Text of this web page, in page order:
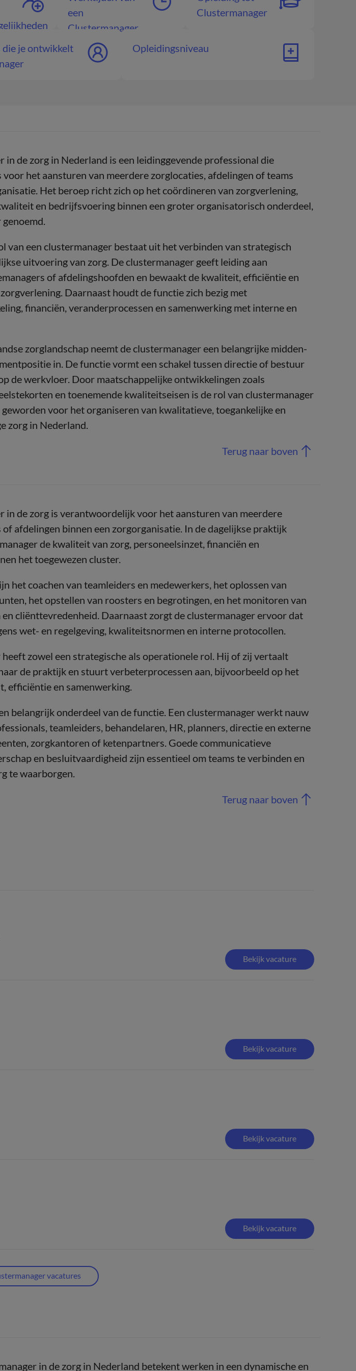
een
Clustermanager
Clustermanager
je ontwikkelt
Opleidingsniveau
in de zorg in Nederland is een leidinggevende professional die
het aansturen van meerdere zorglocaties, afdelingen of teams
Het beroep richt zich op het coördineren van zorgverlening,
en bedrijfsvoering binnen een groter organisatorisch onderdeel,
van een clustermanager bestaat uit het verbinden van strategisch
uitvoering van zorg. De clustermanager geeft leiding aan
of afdelingshoofden en bewaakt de kwaliteit, efficiëntie en
Daarnaast houdt de functie zich bezig met
financiën, veranderprocessen en samenwerking met interne en
zorglandschap neemt de clustermanager een belangrijke midden-
in. De functie vormt een schakel tussen directie of bestuur
de werkvloer. Door maatschappelijke ontwikkelingen zoals
en toenemende kwaliteitseisen is de rol van clustermanager
voor het organiseren van kwalitatieve, toegankelijke en
zorg in Nederland.
Terug naar boven
in de zorg is verantwoordelijk voor het aansturen van meerdere
of afdelingen binnen een zorgorganisatie. In de dagelijkse praktijk
de kwaliteit van zorg, personeelsinzet, financiën en
het toegewezen cluster.
het coachen van teamleiders en medewerkers, het oplossen van
het opstellen van roosters en begrotingen, en het monitoren van
cliënttevredenheid. Daarnaast zorgt de clustermanager ervoor dat
wet- en regelgeving, kwaliteitsnormen en interne protocollen.
zowel een strategische als operationele rol. Hij of zij vertaalt
de praktijk en stuurt verbeterprocessen aan, bijvoorbeeld op het
efficiëntie en samenwerking.
belangrijk onderdeel van de functie. Een clustermanager werkt nauw
teamleiders, behandelaren, HR, planners, directie en externe
zorgkantoren of ketenpartners. Goede communicatieve
en besluitvaardigheid zijn essentieel om teams te verbinden en
te waarborgen.
Terug naar boven
Bekijk vacature
Bekijk vacature
Bekijk vacature
Bekijk vacature
vacatures
in de zorg in Nederland betekent werken in een dynamische en